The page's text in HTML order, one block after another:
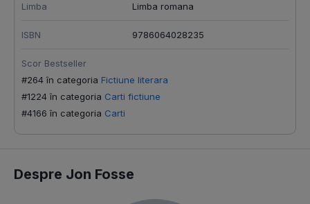
Limba Limba romana
ISBN 9786064028235
Scor Bestseller
#264 în categoria Fictiune literara
#1224 în categoria Carti fictiune
#4166 în categoria Carti
Despre Jon Fosse